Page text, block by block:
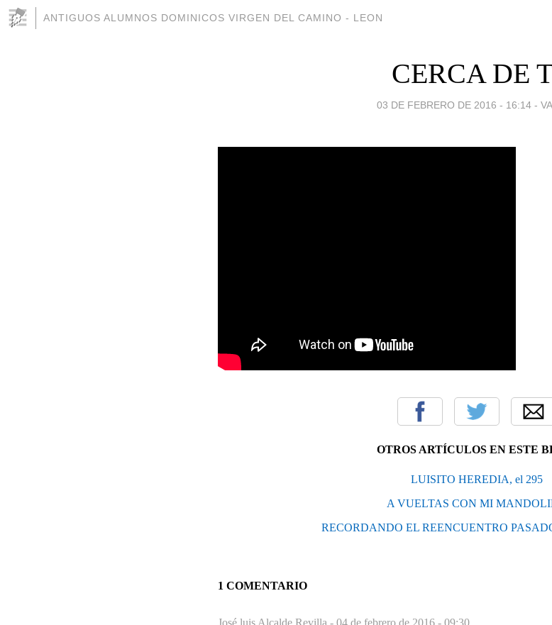
ANTIGUOS ALUMNOS DOMINICOS VIRGEN DEL CAMINO - LEON
CERCA DE
03 DE FEBRERO DE 2016 - 16:14 -
OTROS ARTÍCULOS EN ESTE
LUISITO HEREDIA, el 295
A VUELTAS CON MI
RECORDANDO EL REENCUENTRO
1 COMENTARIO
José luis Alcalde Revilla - 04 de febrero de 2016 - 09:30